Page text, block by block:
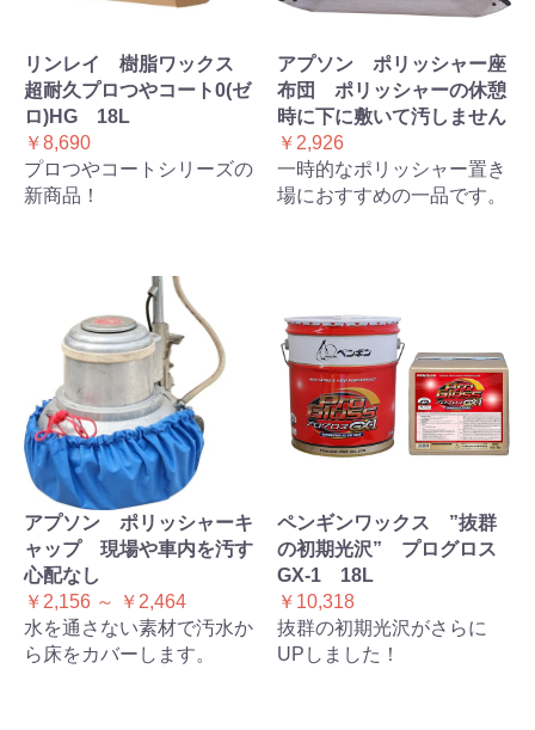
リンレイ 樹脂ワックス
超耐久プロつやコート0(ゼ
ロ)HG 18L
￥8,690
プロつやコートシリーズの
新商品！
アプソン ポリッシャー座
布団 ポリッシャーの休憩
時に下に敷いて汚しません
￥2,926
一時的なポリッシャー置き
場におすすめの一品です。
アプソン ポリッシャーキ
ャップ 現場や車内を汚す
心配なし
￥2,156 ～ ￥2,464
水を通さない素材で汚水か
ら床をカバーします。
ペンギンワックス ”抜群
の初期光沢” プログロス
GX-1 18L
￥10,318
抜群の初期光沢がさらに
UPしました！